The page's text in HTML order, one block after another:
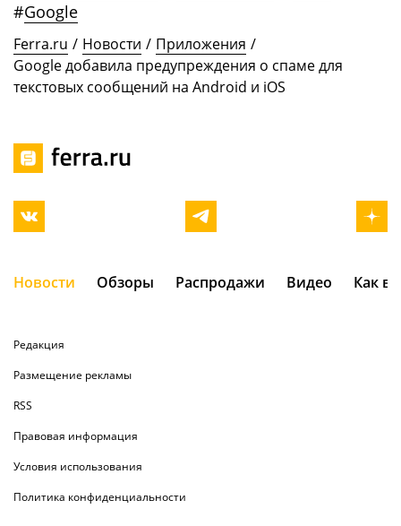
#Google
Ferra.ru / Новости / Приложения /
Google добавила предупреждения о спаме для
текстовых сообщений на Android и iOS
Новости Обзоры Распродажи Видео Как
Редакция
Размещение рекламы
RSS
Правовая информация
Условия использования
Политика конфиденциальности